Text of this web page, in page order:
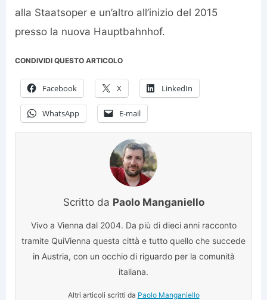
alla Staatsoper e un’altro all’inizio del 2015
presso la nuova Hauptbahnhof.
CONDIVIDI QUESTO ARTICOLO
Facebook X LinkedIn
WhatsApp E-mail
Scritto da Paolo Manganiello
Vivo a Vienna dal 2004. Da più di dieci anni racconto
tramite QuiVienna questa città e tutto quello che succede
in Austria, con un occhio di riguardo per la comunità
italiana.
Altri articoli scritti da Paolo Manganiello